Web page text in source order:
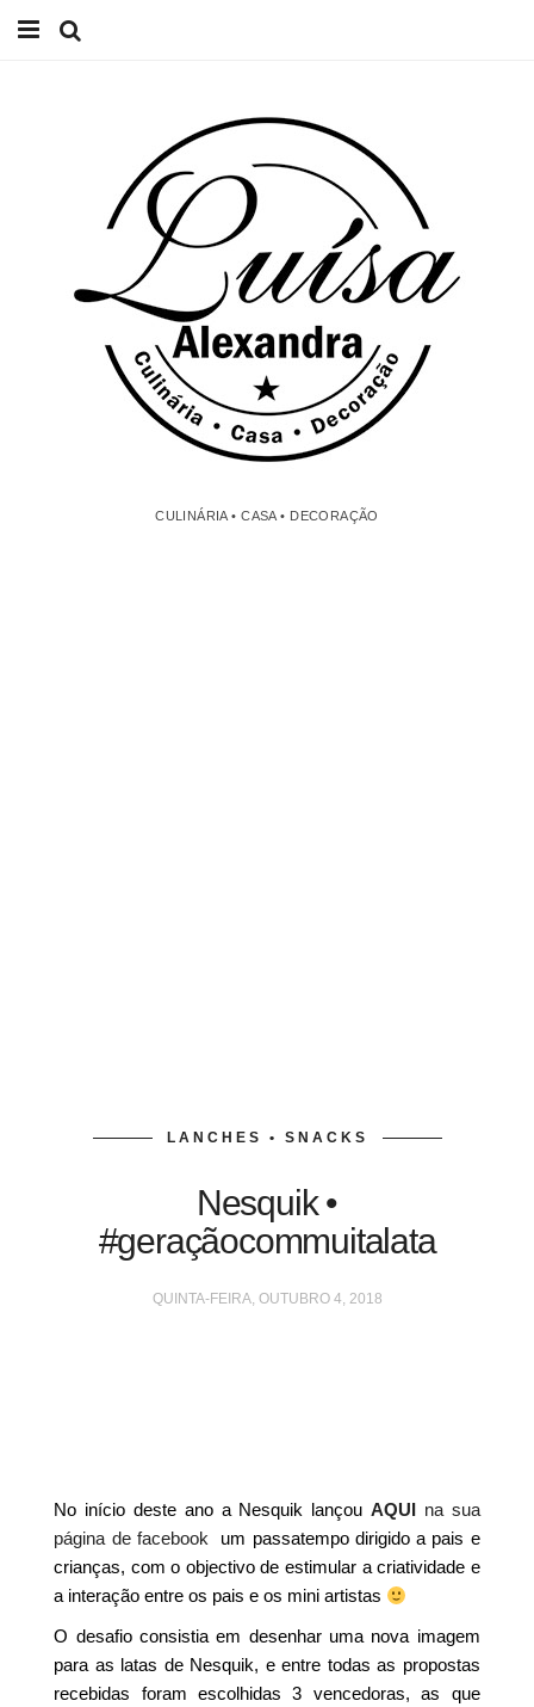
CULINÁRIA • CASA • DECORAÇÃO
LANCHES • SNACKS
Nesquik •
#geraçãocommuitalata
QUINTA-FEIRA, OUTUBRO 4, 2018
No início deste ano a Nesquik lançou AQUIna sua
página de facebook um passatempo dirigido a pais e
crianças, com o objectivo de estimular a criatividade e
a interação entre os pais e os mini artistas
O desafio consistia em desenhar uma nova imagem
para as latas de Nesquik, e entre todas as propostas
recebidas foram escolhidas 3 vencedoras, as que